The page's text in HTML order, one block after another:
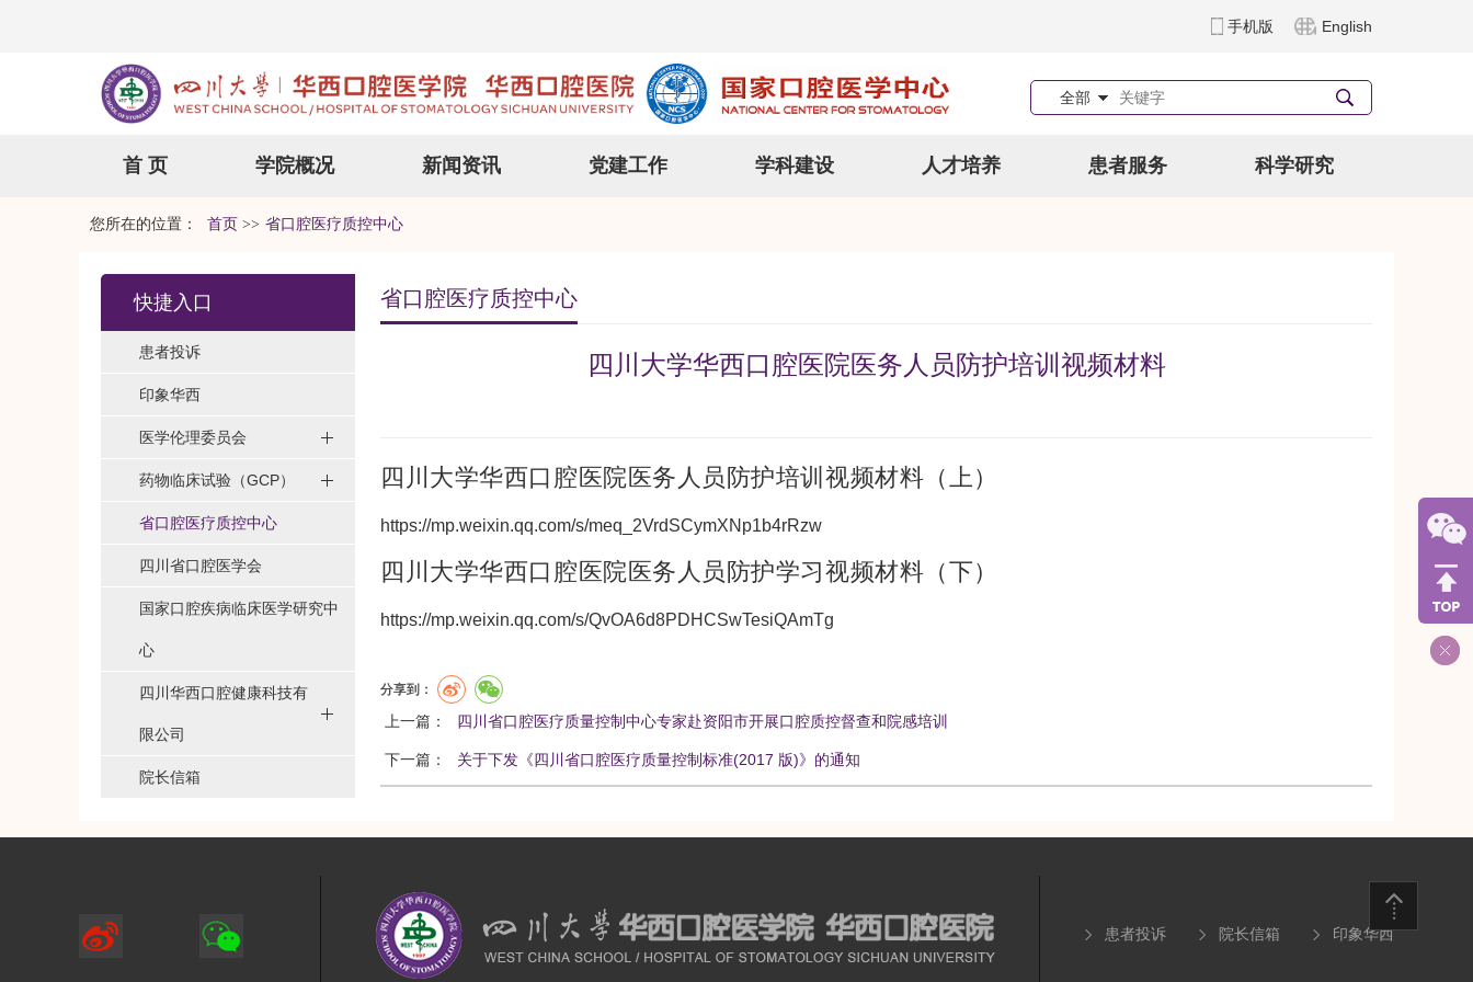
手机版 English
全部
首 页 学院概况 新闻资讯 党建工作 学科建设 人才培养 患者服务 科学研究
您所在的位置： 首页 >> 省口腔医疗质控中心
快捷入口
患者投诉
印象华西
医学伦理委员会
药物临床试验（GCP）
省口腔医疗质控中心
四川省口腔医学会
国家口腔疾病临床医学研究中
心
四川华西口腔健康科技有
限公司
院长信箱
省口腔医疗质控中心
四川大学华西口腔医院医务人员防护培训视频材料
四川大学华西口腔医院医务人员防护培训视频材料（上）
https://mp.weixin.qq.com/s/meq_2VrdSCymXNp1b4rRzw
四川大学华西口腔医院医务人员防护学习视频材料（下）
https://mp.weixin.qq.com/s/QvOA6d8PDHCSwTesiQAmTg
分享到：
上一篇： 四川省口腔医疗质量控制中心专家赴资阳市开展口腔质控督查和院感培训
下一篇： 关于下发《四川省口腔医疗质量控制标准(2017 版)》的通知
患者投诉 院长信箱 印象华西